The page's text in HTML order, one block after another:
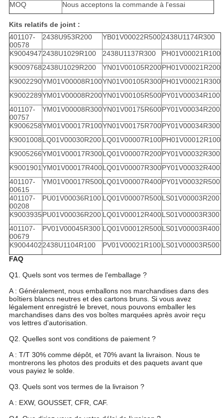
MOQ
Nous acceptons la commande à l'essai
Kits relatifs de joint :
401107-
00578
2438U953R200 YB01V00022R5002438U1174R300
K90049472438U1029R100 2438U1137R300
PH01V00021R100
K90097682438U1029R200 YN01V00105R200PH01V00021R200
K9002290YM01V00008R100YN01V00105R300PH01V00021R300
K9002289YM01V00008R200YN01V00105R500PY01V00034R100
401107-
00757
YM01V00008R300YN01V00175R600PY01V00034R200
K9006258YM01V00017R100YN01V00175R700PY01V00034R300
K9001008LQ01V00030R200 LQ01V00007R100PH01V00012R100
K9005266YM01V00017R300LQ01V00007R200PY01V00032R300
K9001901YM01V00017R400LQ01V00007R300PY01V00032R400
401107-
00615
YM01V00017R500LQ01V00007R400PY01V00032R500
401107-
00208
PU01V00036R100 LQ01V00007R500LS01V00003R200
K9003935PU01V00036R200 LQ01V00012R400LS01V00003R300
401107-
00679
PV01V00045R300 LQ01V00012R500LS01V00003R400
K90044022438U1104R100 PV01V00021R100LS01V00003R500
FAQ
Q1. Quels sont vos termes de l'emballage ?
A : Généralement, nous emballons nos marchandises dans des
boîtiers blancs neutres et des cartons bruns. Si vous avez
légalement enregistré le brevet, nous pouvons emballer les
marchandises dans des vos boîtes marquées après avoir reçu
vos lettres d'autorisation.
Q2. Quelles sont vos conditions de paiement ?
A : T/T 30% comme dépôt, et 70% avant la livraison. Nous te
montrerons les photos des produits et des paquets avant que
vous payiez le solde.
Q3. Quels sont vos termes de la livraison ?
A : EXW, GOUSSET, CFR, CAF.